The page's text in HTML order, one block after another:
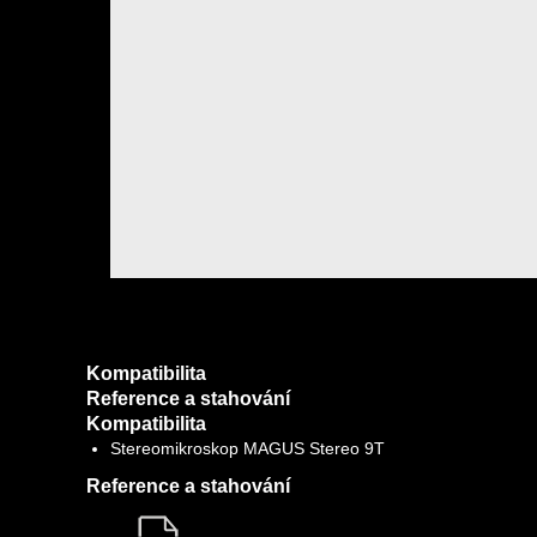
Kompatibilita
Reference a stahování
Kompatibilita
Stereomikroskop MAGUS Stereo 9T
Reference a stahování